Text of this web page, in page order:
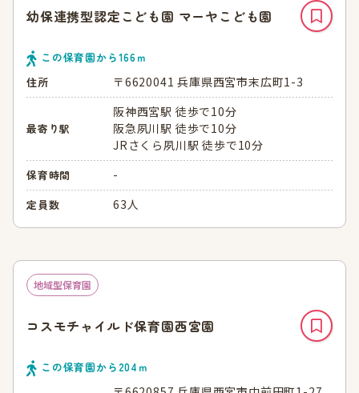
幼保連携型認定こども園 マーヤこども園
この保育園から166ｍ
住所
〒6620041 兵庫県西宮市末広町1-3
最寄り駅
阪神西宮駅 徒歩で10分
阪急夙川駅 徒歩で10分
JRさくら夙川駅 徒歩で10分
保育時間 -
定員数 63人
地域型保育園
コスモチャイルド保育園西宮園
この保育園から 204 ｍ